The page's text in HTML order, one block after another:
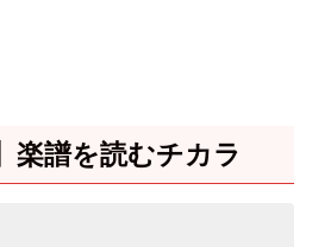
楽譜を読むチカラ